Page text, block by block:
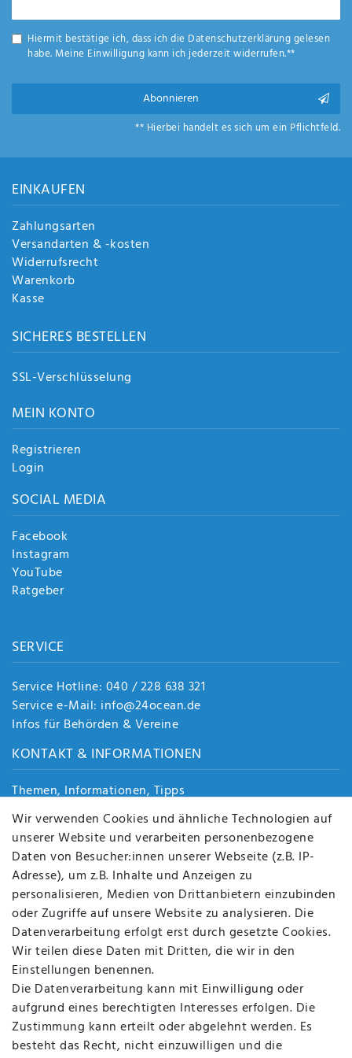
rag
e
sen
n
Hiermit bestätige ich, dass ich die Daten­schutz­erklärunggelesen
habe. Meine Einwilligung kann ich jederzeit widerrufen.**
Abonnieren
** Hierbei handelt es sich um ein Pflichtfeld.
EINKAUFEN
Zahlungsarten
Versandarten & -kosten
Widerrufsrecht
Warenkorb
Kasse
SICHERES BESTELLEN
SSL-Verschlüsselung
MEIN KONTO
Registrieren
Login
SOCIAL MEDIA
Facebook
Instagram
YouTube
Ratgeber
SERVICE
Service Hotline: 040 / 228 638 321
Service e-Mail: info@24ocean.de
Infos für Behörden & Vereine
KONTAKT & INFORMATIONEN
Themen, Informationen, Tipps
Jobs
Über uns
Kontakt
Datenschutz
AGB
FAQ
Batterieentsorgung
Altölverordnung
Impressum
BEQUEM UND SICHER BEZAHLEN MIT
Wir verwenden Cookies und ähnliche Technologien auf
unserer Website und verarbeiten personenbezogene
Daten von Besucher:innen unserer Webseite (z.B. IP-
Adresse), um z.B. Inhalte und Anzeigen zu
personalisieren, Medien von Drittanbietern einzubinden
oder Zugriffe auf unsere Website zu analysieren. Die
Datenverarbeitung erfolgt erst durch gesetzte Cookies.
Wir teilen diese Daten mit Dritten, die wir in den
Einstellungen benennen.
Die Datenverarbeitung kann mit Einwilligung oder
aufgrund eines berechtigten Interesses erfolgen. Die
Zustimmung kann erteilt oder abgelehnt werden. Es
besteht das Recht, nicht einzuwilligen und die